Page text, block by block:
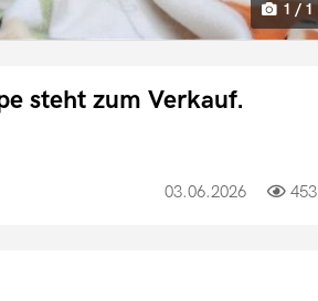
1 / 1
steht zum Verkauf.
03.06.2026 453